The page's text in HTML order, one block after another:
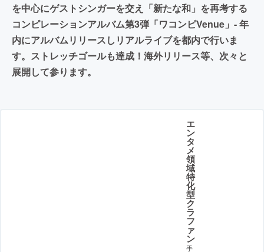
を中心にゲストシンガーを交え「新たな和」を再考する
コンピレーションアルバム第3弾「ワコンピVenue」- 年
内にアルバムリリースしリアルライブを都内で行いま
す。ストレッチゴールも達成！海外リリース等、次々と
展開して参ります。
エ
ン
タ
メ
領
域
特
化
型
ク
ラ
フ
ァ
ン
手